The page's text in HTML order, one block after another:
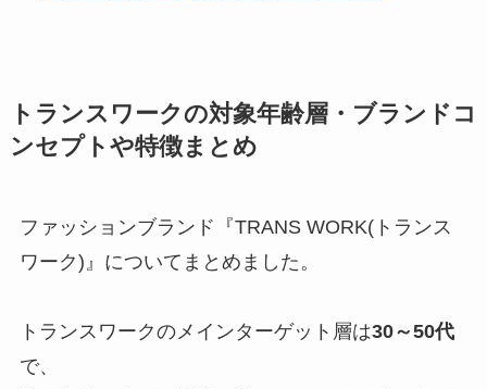
トランスワークの対象年齢層・ブランドコ
ンセプトや特徴まとめ
ファッションブランド『TRANS WORK(トランス
ワーク)』についてまとめました。
トランスワークのメインターゲット層は30～50代
で、